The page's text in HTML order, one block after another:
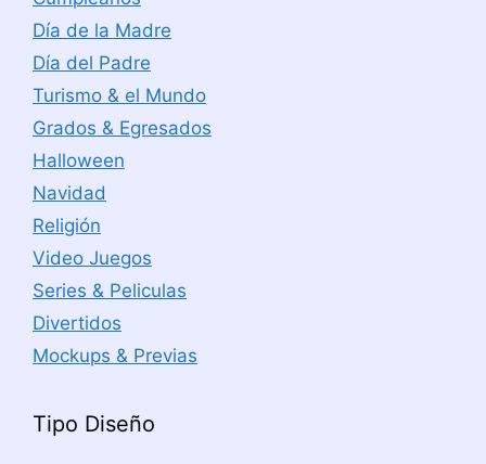
Día de la Madre
Día del Padre
Turismo & el Mundo
Grados & Egresados
Halloween
Navidad
Religión
Video Juegos
Series & Peliculas
Divertidos
Mockups & Previas
Tipo Diseño